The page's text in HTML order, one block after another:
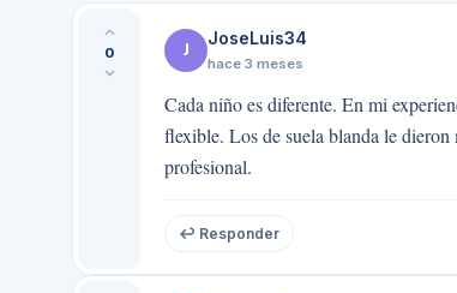
0 J
JoseLuis34
hace 3 meses
Cada niño es diferente. En mi
flexible. Los de suela blanda le
profesional.
↩ Responder